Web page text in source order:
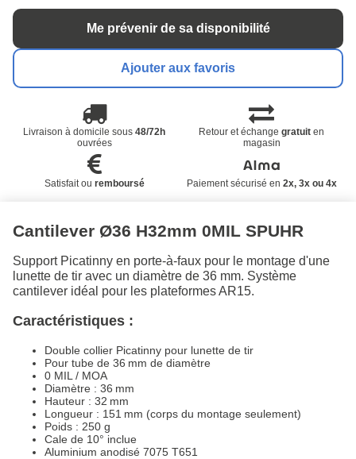
Me prévenir de sa disponibilité
Ajouter aux favoris
Livraison à domicile sous48/72h
ouvrées
Retour et échangegratuit en
magasin
Satisfait ou remboursé Paiement sécurisé en 2x, 3x ou 4x
Cantilever Ø36 H32mm 0MIL SPUHR
Support Picatinny en porte-à-faux pour le montage d'une
lunette de tir avec un diamètre de 36 mm. Système
cantilever idéal pour les plateformes AR15.
Caractéristiques :
Double collier Picatinny pour lunette de tir
Pour tube de 36 mm de diamètre
0 MIL / MOA
Diamètre : 36 mm
Hauteur : 32 mm
Longueur : 151 mm (corps du montage seulement)
Poids : 250 g
Cale de 10° inclue
Aluminium anodisé 7075 T651